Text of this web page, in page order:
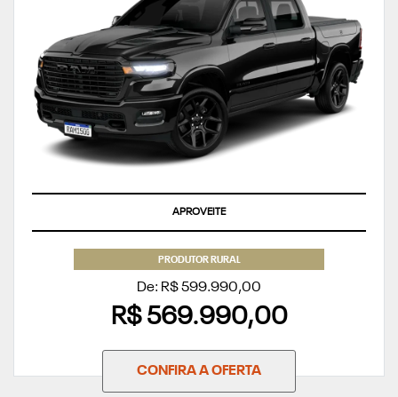
APROVEITE
PRODUTOR RURAL
De: R$ 599.990,00
R$ 569.990,00
CONFIRA A OFERTA